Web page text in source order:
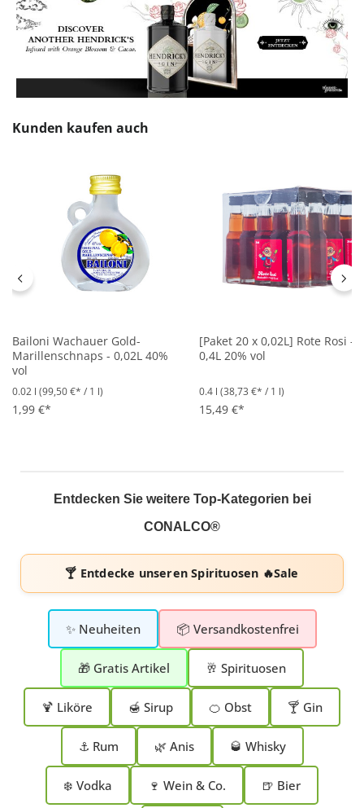
Produktgalerie überspringen
Kunden kaufen auch
Bailoni Wachauer Gold-
Marillenschnaps - 0,02L 40%
vol
0.02 l (99,50 €* / 1 l)
1,99 €*
[Paket 20 x 0,02L] Rote Rosi -
0,4L 20% vol
0.4 l (38,73 €* / 1 l)
15,49 €*
Entdecken Sie weitere Top-Kategorien bei
CONALCO®
🍸 Entdecke unserenSpirituosen 🔥Sale
✨ Neuheiten 📦 Versandkostenfrei
🎁 Gratis Artikel 🥂 Spirituosen
🍹 Liköre 🍯 Sirup 🍊 Obst 🍸 Gin
⚓ Rum 🌿 Anis 🥃 Whisky
❄️ Vodka 🍷 Wein & Co. 🍺 Bier